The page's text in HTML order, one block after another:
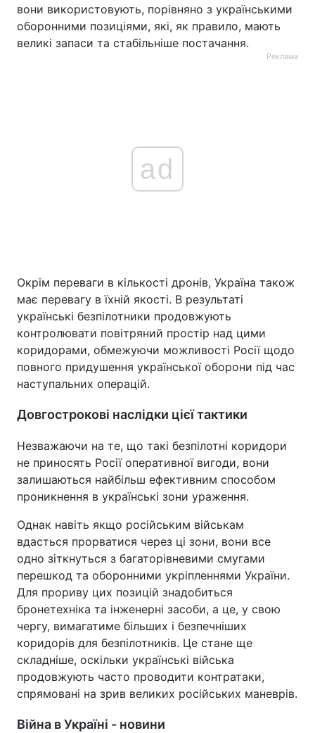
вони використовують, порівняно з українськими
оборонними позиціями, які, як правило, мають
великі запаси та стабільніше постачання.
Реклама
ad
Окрім переваги в кількості дронів, Україна також
має перевагу в їхній якості. В результаті
українські безпілотники продовжують
контролювати повітряний простір над цими
коридорами, обмежуючи можливості Росії щодо
повного придушення української оборони під час
наступальних операцій.
Довгострокові наслідки цієї тактики
Незважаючи на те, що такі безпілотні коридори
не приносять Росії оперативної вигоди, вони
залишаються найбільш ефективним способом
проникнення в українські зони ураження.
Однак навіть якщо російським військам
вдасться прорватися через ці зони, вони все
одно зіткнуться з багаторівневими смугами
перешкод та оборонними укріпленнями України.
Для прориву цих позицій знадобиться
бронетехніка та інженерні засоби, а це, у свою
чергу, вимагатиме більших і безпечніших
коридорів для безпілотників. Це стане ще
складніше, оскільки українські війська
продовжують часто проводити контратаки,
спрямовані на зрив великих російських маневрів.
Війна в Україні - новини